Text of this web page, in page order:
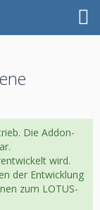
Die Addon-
wird.
der Entwicklung
zum LOTUS-